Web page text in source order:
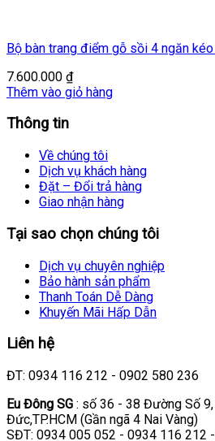
Bộ bàn trang điểm gỗ sồi 4 ngăn
7.600.000 ₫
Thêm vào giỏ hàng
Thông tin
Về chúng tôi
Dịch vụ khách hàng
Đặt – Đổi trả hàng
Giao nhận hàng
Tại sao chọn chúng tôi
Dịch vụ chuyên nghiệp
Bảo hành sản phẩm
Thanh Toán Dễ Dàng
Khuyến Mãi Hấp Dẫn
Liên hệ
ĐT: 0934 116 212 - 0902 580 236
Eu Đông SG : số 36 - 38 Đường Số 9,
Đức,TP.HCM (Gần ngã 4 Nai Vàng)
SĐT: 0934 005 052 - 0934 116 212